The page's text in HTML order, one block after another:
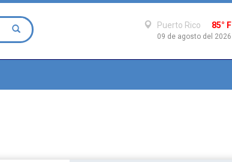
Puerto Rico 85° F
09 de agosto del 2026